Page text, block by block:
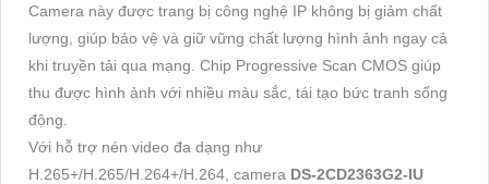
Camera này được trang bị công nghệ IP không bị giảm chất
lượng, giúp bảo vệ và giữ vững chất lượng hình ảnh ngay cả
khi truyền tải qua mạng. Chip Progressive Scan CMOS giúp
thu được hình ảnh với nhiều màu sắc, tái tạo bức tranh sống
động.
Với hỗ trợ nén video đa dạng như
H.265+/H.265/H.264+/H.264, camera DS-2CD2363G2-IU